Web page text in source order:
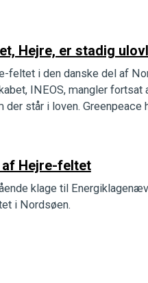
Hejre, er stadig
feltet i den danske del af
INEOS, mangler fortsat
står i loven. Greenpeace
af Hejre-feltet
klage til
i Nordsøen.